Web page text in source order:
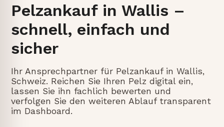
Pelzankauf in Wallis –
schnell, einfach und
sicher
Ihr Ansprechpartner für Pelzankauf in Wallis,
Schweiz. Reichen Sie Ihren Pelz digital ein,
lassen Sie ihn fachlich bewerten und
verfolgen Sie den weiteren Ablauf transparent
im Dashboard.